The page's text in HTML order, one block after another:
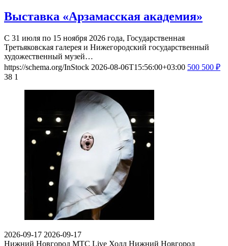
Выставка «Арзамасская академия»
С 31 июля по 15 ноября 2026 года, Государственная
Третьяковская галерея и Нижегородский государственный
художественный музей…
https://schema.org/InStock 2026-08-06T15:56:00+03:00 500 500 ₽
38 1
2026-09-17 2026-09-17
Нижний Новгород МТС Live Холл Нижний Новгород